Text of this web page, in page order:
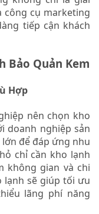
công cụ marketing
tiếp cận khách
Bảo Quản Kem
Hợp
nên chọn kho
doanh nghiệp sản
để đáp ứng nhu
chỉ cần kho lạnh
không gian và chi
lạnh sẽ giúp tối ưu
lãng phí năng